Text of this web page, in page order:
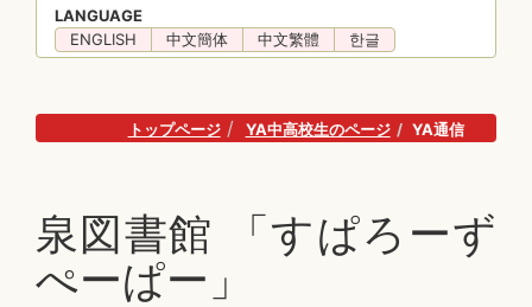
LANGUAGE
ENGLISH
中文簡体 中文繁體 한글
トップページ YA中高校生のページ YA通信
泉図書館 「すぱろーず
ぺーぱー」